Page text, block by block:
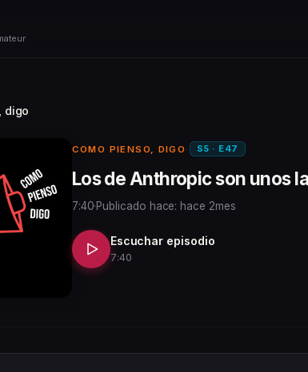
digo
COMO PIENSO, DIGO · S5 · E47
Los de Anthropic son unos
7:40·Publicado hace: hace 2mes
Escuchar episodio
7:40